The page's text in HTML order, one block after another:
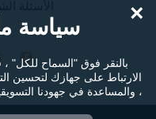
سياسة
بالنقر فوق "السماح للكل"
الارتباط على جهازك لتحسين
، والمساعدة في جهودنا
×